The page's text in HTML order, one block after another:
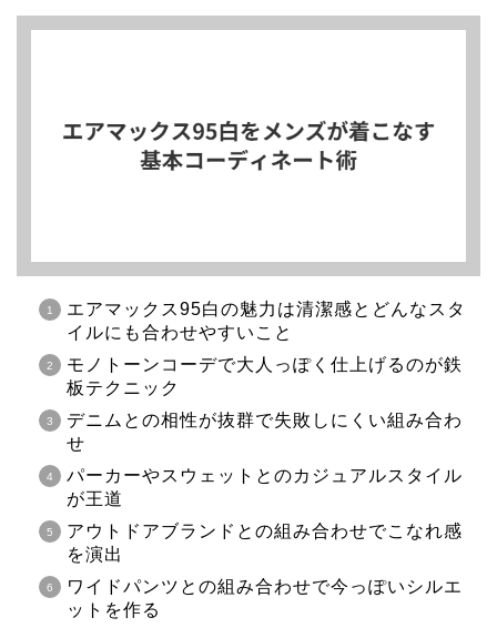
エアマックス95白の魅力は清潔感とどんなスタ
イルにも合わせやすいこと
モノトーンコーデで大人っぽく仕上げるのが鉄
板テクニック
デニムとの相性が抜群で失敗しにくい組み合わ
せ
パーカーやスウェットとのカジュアルスタイル
が王道
アウトドアブランドとの組み合わせでこなれ感
を演出
ワイドパンツとの組み合わせで今っぽいシルエ
ットを作る